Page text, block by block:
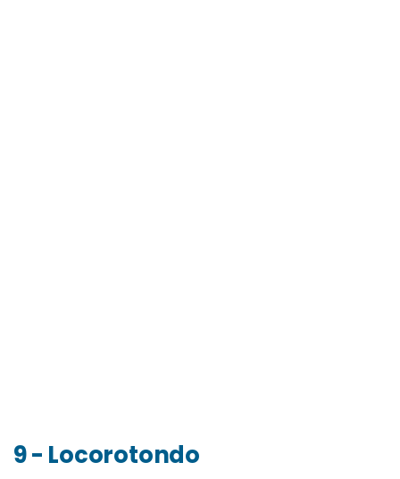
9 - Locorotondo